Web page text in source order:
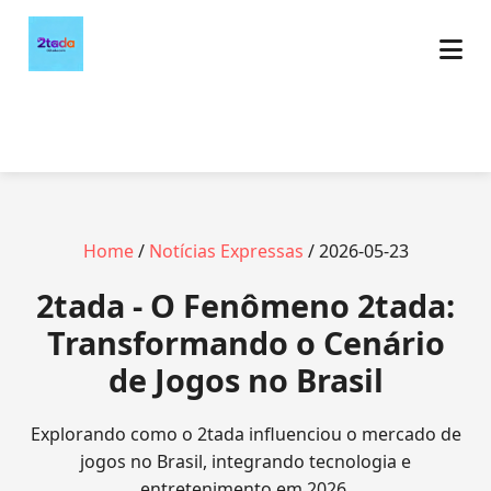
Home/ Notícias Expressas / 2026-05-23
2tada - O Fenômeno 2tada:
Transformando o Cenário
de Jogos no Brasil
Explorando como o 2tada influenciou o mercado de
jogos no Brasil, integrando tecnologia e